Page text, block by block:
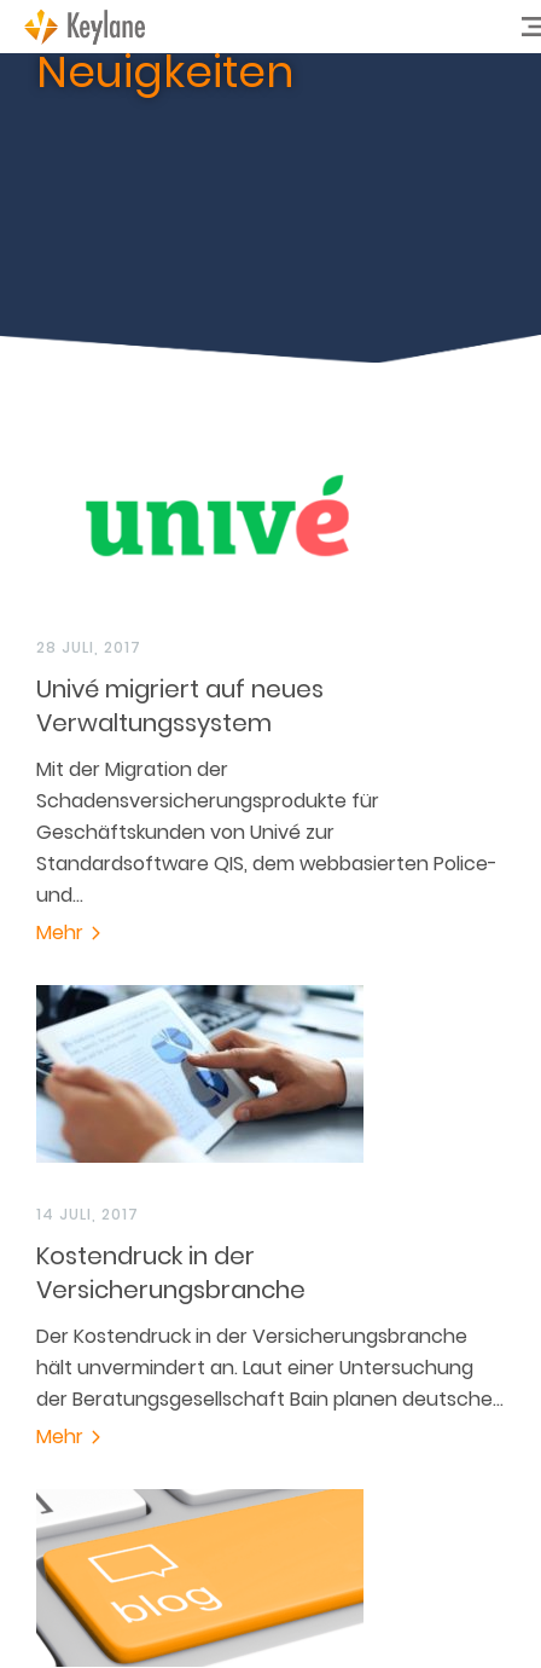
Neuigkeiten
28 JULI, 2017
Univé migriert auf neues
Verwaltungssystem
Mit der Migration der
Schadensversicherungsprodukte für
Geschäftskunden von Univé zur
Standardsoftware QIS, dem webbasierten Police-
und…
Mehr
14 JULI, 2017
Kostendruck in der
Versicherungsbranche
Der Kostendruck in der Versicherungsbranche
hält unvermindert an. Laut einer Untersuchung
der Beratungsgesellschaft Bain planen deutsche…
Mehr